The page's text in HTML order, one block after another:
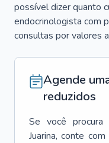
possível dizer quanto
endocrinologista com
consultas por valores
Agende
reduzidos
Se você procura
Juarina, conte com